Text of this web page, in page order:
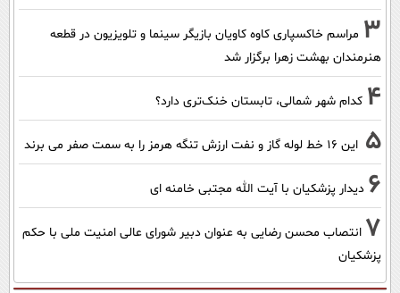
3 مراسم خاکسپاری کاوه کاویان بازیگر سینما و تلویزیون در قطعه
هنرمندان بهشت زهرا برگزار شد
4 کدام شهر شمالی، تابستان خنک‌تری دارد؟
5 این 16 خط لوله گاز و نفت ارزش تنگه هرمز را به سمت صفر می برند
6 دیدار پزشکیان با آیت الله مجتبی خامنه ای
7 انتصاب محسن رضایی به عنوان دبیر شورای عالی امنیت ملی با حکم
پزشکیان